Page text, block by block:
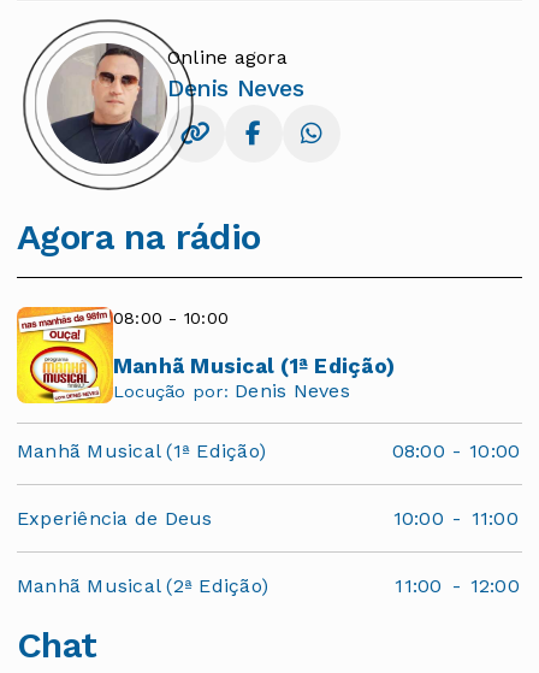
Online agora
Denis Neves
Agora na rádio
08:00 - 10:00
Manhã Musical (1ª Edição)
Locução por: Denis Neves
Manhã Musical (1ª Edição) 08:00 - 10:00
Experiência de Deus 10:00 - 11:00
Manhã Musical (2ª Edição) 11:00 - 12:00
Chat